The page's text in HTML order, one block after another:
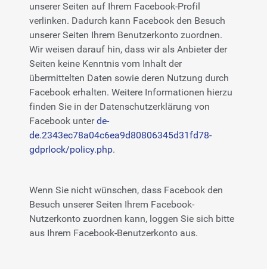
unserer Seiten auf Ihrem Facebook-Profil
verlinken. Dadurch kann Facebook den Besuch
unserer Seiten Ihrem Benutzerkonto zuordnen.
Wir weisen darauf hin, dass wir als Anbieter der
Seiten keine Kenntnis vom Inhalt der
übermittelten Daten sowie deren Nutzung durch
Facebook erhalten. Weitere Informationen hierzu
finden Sie in der Datenschutzerklärung von
Facebook unterde-
de.2343ec78a04c6ea9d80806345d31fd78-
gdprlock/policy.php.
Wenn Sie nicht wünschen, dass Facebook den
Besuch unserer Seiten Ihrem Facebook-
Nutzerkonto zuordnen kann, loggen Sie sich bitte
aus Ihrem Facebook-Benutzerkonto aus.